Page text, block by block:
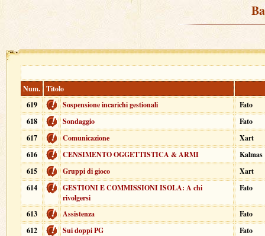
Num. Titolo
619
Sospensione incarichi gestionali
Fato
618
Sondaggio
Fato
617
Comunicazione
Xart
616
CENSIMENTO OGGETTISTICA & ARMI
Kalmas
615
Gruppi di gioco
Xart
614
GESTIONI E COMMISSIONI ISOLA: A chi
rivolgersi
Fato
613 Assistenza
Fato
612
Sui doppi PG
Fato